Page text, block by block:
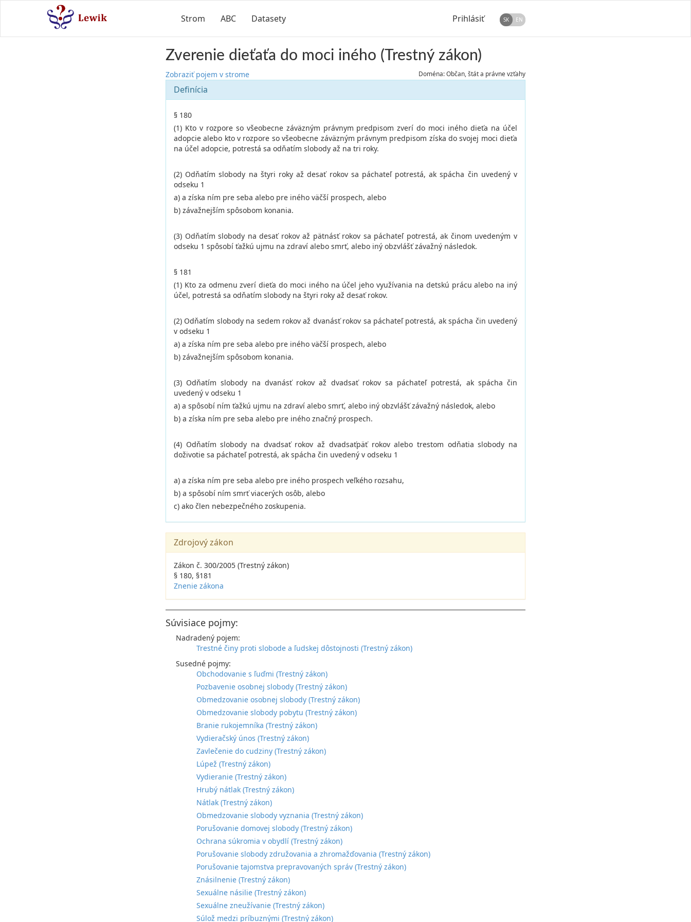
Strom ABC Datasety Prihlásiť SK EN
Zverenie dieťaťa do moci iného (Trestný zákon)
Zobraziť pojem v strome Doména: Občan, štát a právne vzťahy
Definícia
§ 180
(1) Kto v rozpore so všeobecne záväzným právnym predpisom zverí do moci iného dieťa na účel
adopcie alebo kto v rozpore so všeobecne záväzným právnym predpisom získa do svojej moci dieťa
na účel adopcie, potrestá sa odňatím slobody až na tri roky.
(2) Odňatím slobody na štyri roky až desať rokov sa páchateľ potrestá, ak spácha čin uvedený v
odseku 1
a) a získa ním pre seba alebo pre iného väčší prospech, alebo
b) závažnejším spôsobom konania.
(3) Odňatím slobody na desať rokov až pätnásť rokov sa páchateľ potrestá, ak činom uvedeným v
odseku 1 spôsobí ťažkú ujmu na zdraví alebo smrť, alebo iný obzvlášť závažný následok.
§ 181
(1) Kto za odmenu zverí dieťa do moci iného na účel jeho využívania na detskú prácu alebo na iný
účel, potrestá sa odňatím slobody na štyri roky až desať rokov.
(2) Odňatím slobody na sedem rokov až dvanásť rokov sa páchateľ potrestá, ak spácha čin uvedený
v odseku 1
a) a získa ním pre seba alebo pre iného väčší prospech, alebo
b) závažnejším spôsobom konania.
(3) Odňatím slobody na dvanásť rokov až dvadsať rokov sa páchateľ potrestá, ak spácha čin
uvedený v odseku 1
a) a spôsobí ním ťažkú ujmu na zdraví alebo smrť, alebo iný obzvlášť závažný následok, alebo
b) a získa ním pre seba alebo pre iného značný prospech.
(4) Odňatím slobody na dvadsať rokov až dvadsaťpäť rokov alebo trestom odňatia slobody na
doživotie sa páchateľ potrestá, ak spácha čin uvedený v odseku 1
a) a získa ním pre seba alebo pre iného prospech veľkého rozsahu,
b) a spôsobí ním smrť viacerých osôb, alebo
c) ako člen nebezpečného zoskupenia.
Zdrojový zákon
Zákon č. 300/2005 (Trestný zákon)
§ 180, §181
Znenie zákona
Súvisiace pojmy:
Nadradený pojem:
Trestné činy proti slobode a ľudskej dôstojnosti (Trestný zákon)
Susedné pojmy:
Obchodovanie s ľuďmi (Trestný zákon)
Pozbavenie osobnej slobody (Trestný zákon)
Obmedzovanie osobnej slobody (Trestný zákon)
Obmedzovanie slobody pobytu (Trestný zákon)
Branie rukojemníka (Trestný zákon)
Vydieračský únos (Trestný zákon)
Zavlečenie do cudziny (Trestný zákon)
Lúpež (Trestný zákon)
Vydieranie (Trestný zákon)
Hrubý nátlak (Trestný zákon)
Nátlak (Trestný zákon)
Obmedzovanie slobody vyznania (Trestný zákon)
Porušovanie domovej slobody (Trestný zákon)
Ochrana súkromia v obydlí (Trestný zákon)
Porušovanie slobody združovania a zhromažďovania (Trestný zákon)
Porušovanie tajomstva prepravovaných správ (Trestný zákon)
Znásilnenie (Trestný zákon)
Sexuálne násilie (Trestný zákon)
Sexuálne zneužívanie (Trestný zákon)
Súlož medzi príbuznými (Trestný zákon)